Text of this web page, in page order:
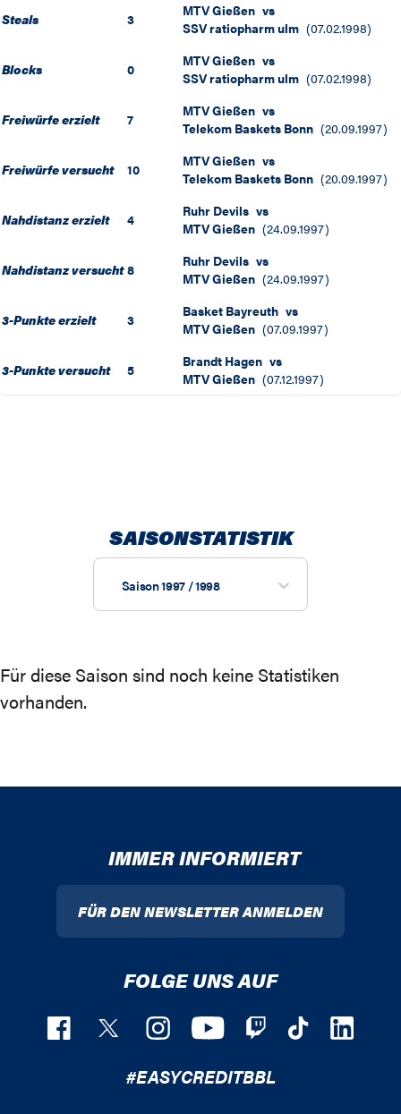
Steals 3 MTV Gießen vs
SSV ratiopharm ulm (07.02.1998)
Blocks 0 MTV Gießen vs
SSV ratiopharm ulm (07.02.1998)
Freiwürfe erzielt 7 MTV Gießen vs
Telekom Baskets Bonn (20.09.1997)
Freiwürfe versucht 10 MTV Gießen vs
Telekom Baskets Bonn (20.09.1997)
Nahdistanz erzielt 4 Ruhr Devils vs
MTV Gießen (24.09.1997)
Nahdistanz versucht 8 Ruhr Devils vs
MTV Gießen (24.09.1997)
3-Punkte erzielt 3 Basket Bayreuth vs
MTV Gießen (07.09.1997)
3-Punkte versucht 5 Brandt Hagen vs
MTV Gießen (07.12.1997)
SAISONSTATISTIK
Saison 1997 / 1998
Für diese Saison sind noch keine Statistiken
vorhanden.
IMMER INFORMIERT
FÜR DEN NEWSLETTER ANMELDEN
FOLGE UNS AUF
#EASYCREDITBBL